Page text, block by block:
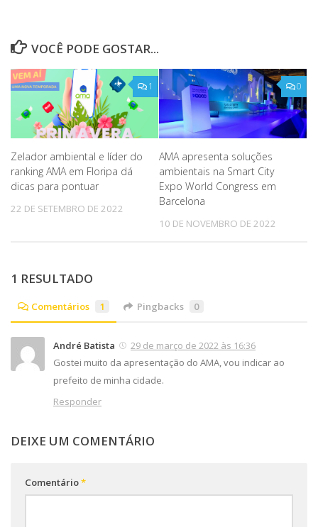
VOCÊ PODE GOSTAR...
1
Zelador ambiental e líder do
ranking AMA em Floripa dá
dicas para pontuar
22 DE SETEMBRO DE 2022
0
AMA apresenta soluções
ambientais na Smart City
Expo World Congress em
Barcelona
10 DE NOVEMBRO DE 2022
1 RESULTADO
Comentários 1 Pingbacks 0
André Batista
29 de março de 2022 às 16:36
Gostei muito da apresentação do AMA, vou indicar ao
prefeito de minha cidade.
Responder
DEIXE UM COMENTÁRIO
Comentário*